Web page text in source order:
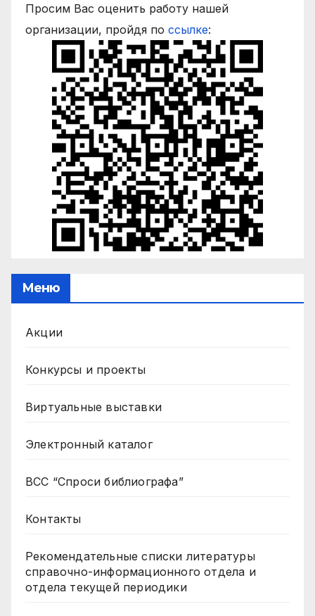
Просим Вас оценить работу нашей
организации, пройдя по ссылке:
Меню
Акции
Конкурсы и проекты
Виртуальные выставки
Электронный каталог
ВСС “Спроси библиографа”
Контакты
Рекомендательные списки литературы
справочно-информационного отдела и
отдела текущей периодики